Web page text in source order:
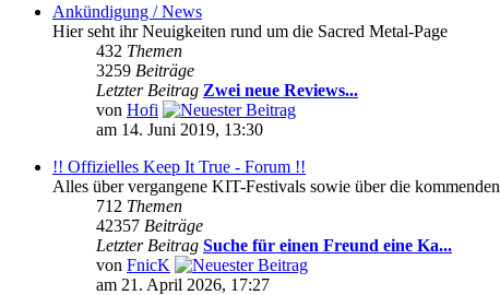
Ankündigung / News
Hier seht ihr Neuigkeiten rund um die Sacred Metal-Page
432 Themen
3259 Beiträge
Letzter Beitrag Zwei neue Reviews...
von Hofi
am 14. Juni 2019, 13:30
!! Offizielles Keep It True - Forum !!
Alles über vergangene KIT-Festivals sowie über die
712 Themen
42357 Beiträge
Letzter Beitrag Suche für einen Freund eine Ka...
von FnicK
am 21. April 2026, 17:27